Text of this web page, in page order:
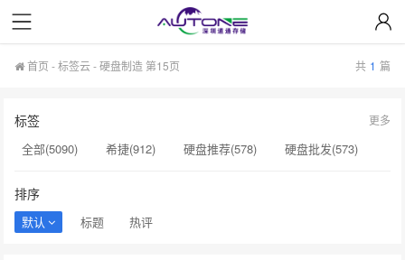
首页 -标签云- 硬盘制造 第15页 共 1 篇
标签
全部(5090) 希捷(912) 硬盘推荐(578)
硬盘批发(573)
硬盘采购(474)
希捷硬盘(471)
更多
排序
默认 标题 热评